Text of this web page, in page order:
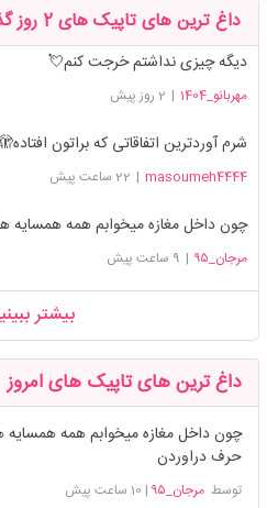
داغ ترین های تاپیک های 2 روز گذشته
دیگه چیزی نداشتم خرجت کنم💘
مهربانو_1404 | 2 روز پیش
شرم آوردترین اتفاقاتی که براتون افتاده🫣🤦🏻‍♀️🤣😂
masoumeh4444
| 22 ساعت پیش
چون داخل مغازه میخوابم همه
مرجان_۹۵ | 9 ساعت پیش
بیشتر
داغ ترین های تاپیک های امروز
چون داخل مغازه میخوابم همه
حرف دراوردن
توسطمرجان_۹۵ | 10 ساعت پیش